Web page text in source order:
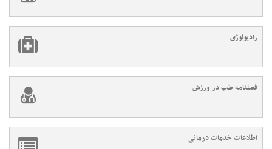
رادیولوژی
فصلنامه طب در ورزش
اطلاعات خدمات درمانی